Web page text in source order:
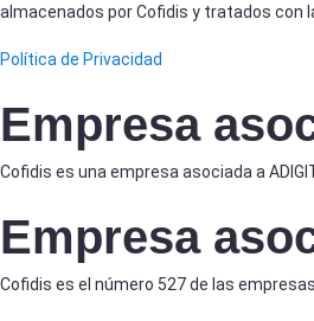
almacenados por Cofidis y tratados con
Política de Privacidad
Empresa
Cofidis es una empresa asociada a
Empresa
Cofidis es el número 527 de las